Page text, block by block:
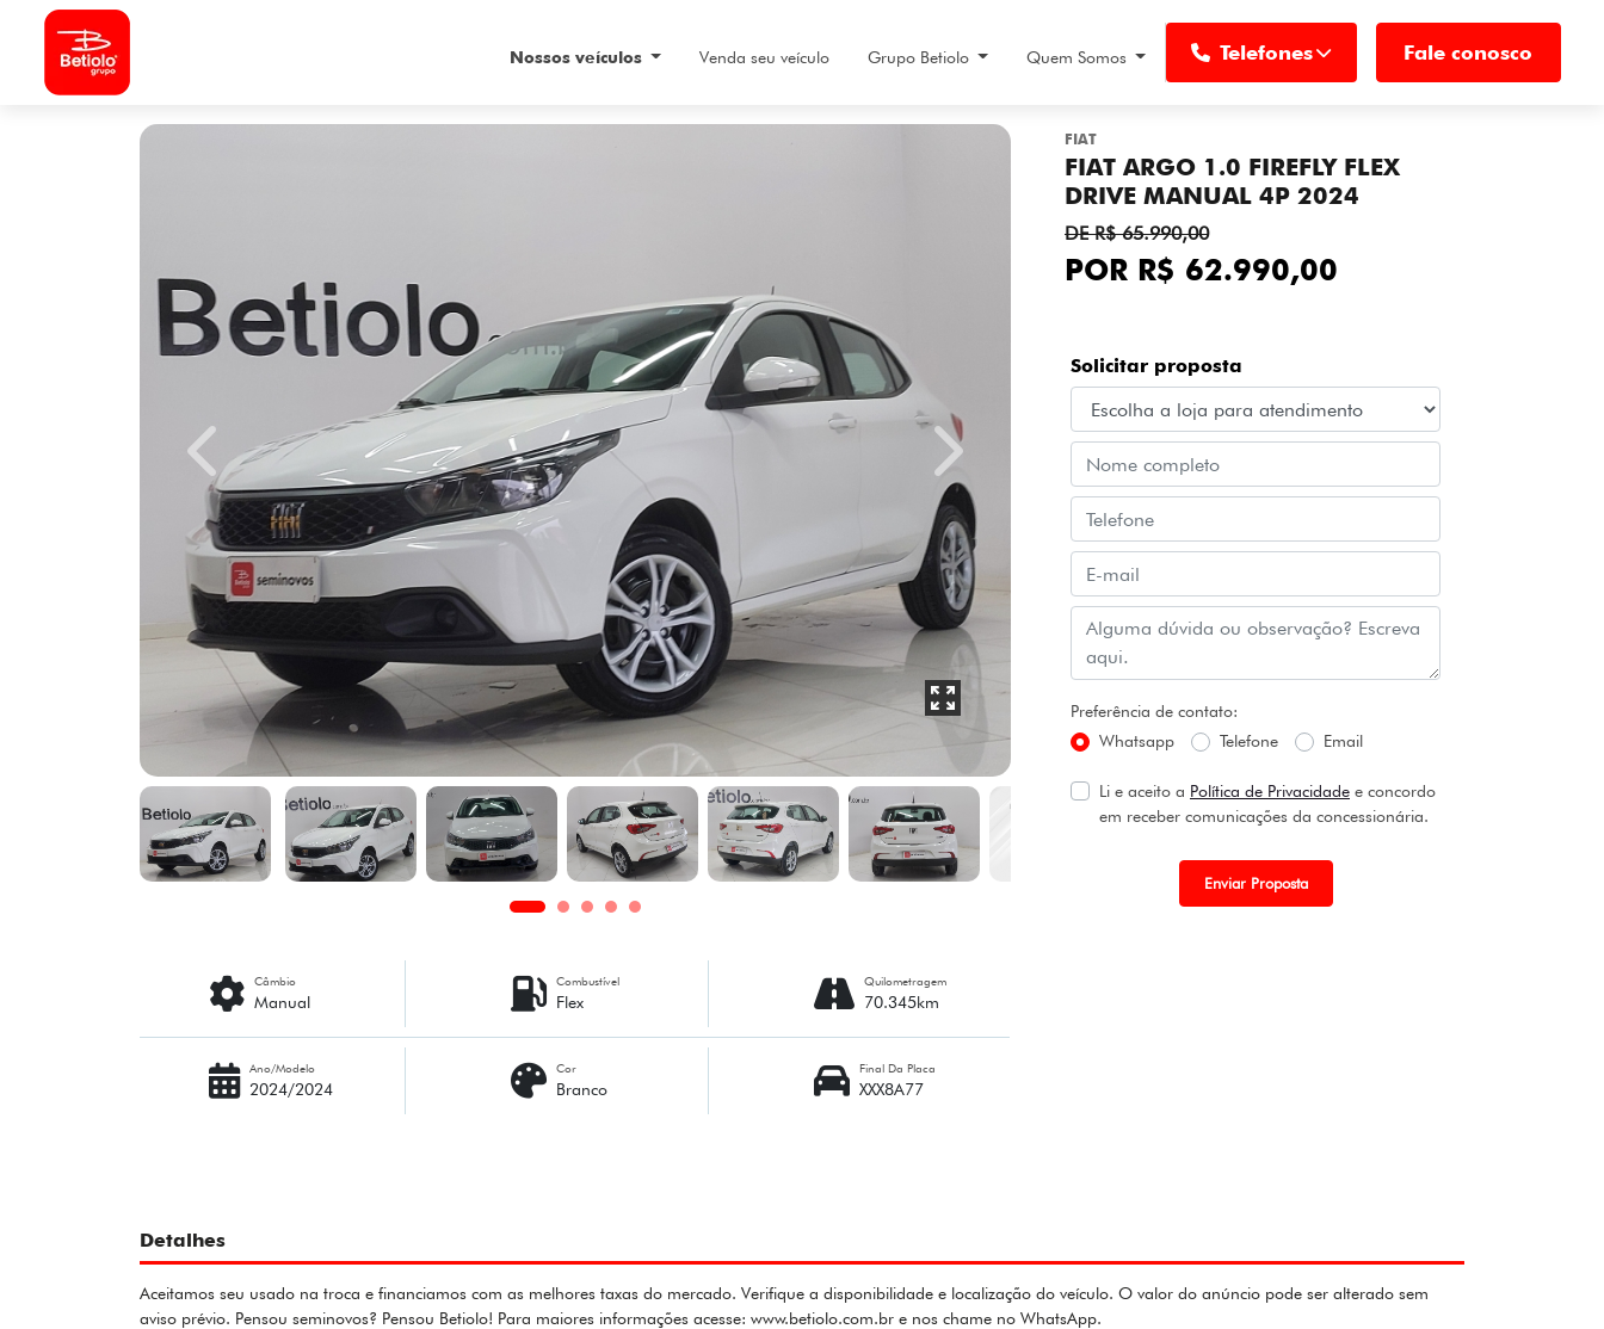
Nossos veículos Venda seu veículo Grupo Betiolo Quem Somos Fale conosco
Telefones
FIAT
FIAT ARGO 1.0 FIREFLY FLEX
DRIVE MANUAL 4P 2024
DE R$ 65.990,00
POR R$ 62.990,00
Solicitar proposta
Preferência de contato:
Whatsapp
Telefone Email
Li e aceito a Política de Privacidade e concordo
em receber comunicações da concessionária.
Enviar Proposta
Previous Next
Câmbio
Manual
Combustível
Flex
Quilometragem
70.345km
Ano/Modelo
2024/2024
Cor
Branco
Final Da Placa
XXX8A77
Detalhes
Aceitamos seu usado na troca e financiamos com as melhores taxas do mercado. Verifique a disponibilidade e localização do veículo. O valor do anúncio pode ser alterado sem
aviso prévio. Pensou seminovos? Pensou Betiolo! Para maiores informações acesse: www.betiolo.com.br e nos chame no WhatsApp.